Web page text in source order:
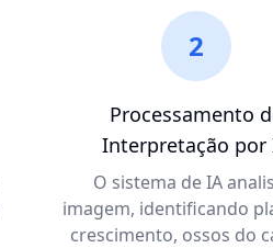
2
Processamento
Interpretação por
O sistema de IA
imagem, identificando
crescimento, ossos do